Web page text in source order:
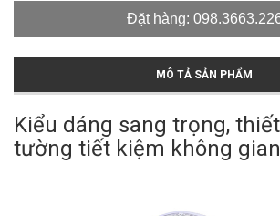
Đặt hàng:
MÔ TẢ SẢN PHẨM
Kiểu dáng sang trọng,
tường tiết kiệm không gian